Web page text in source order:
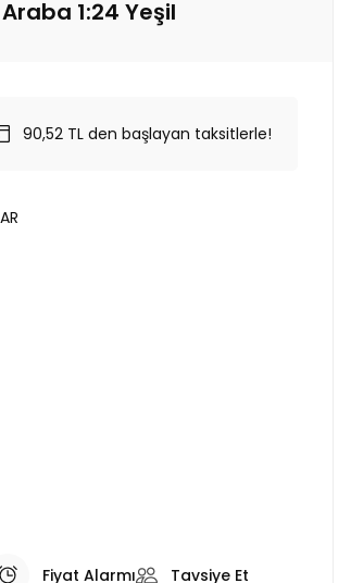
1:24 Yeşil
90,52 TL den başlayan taksitlerle!
Fiyat Alarmı Tavsiye Et